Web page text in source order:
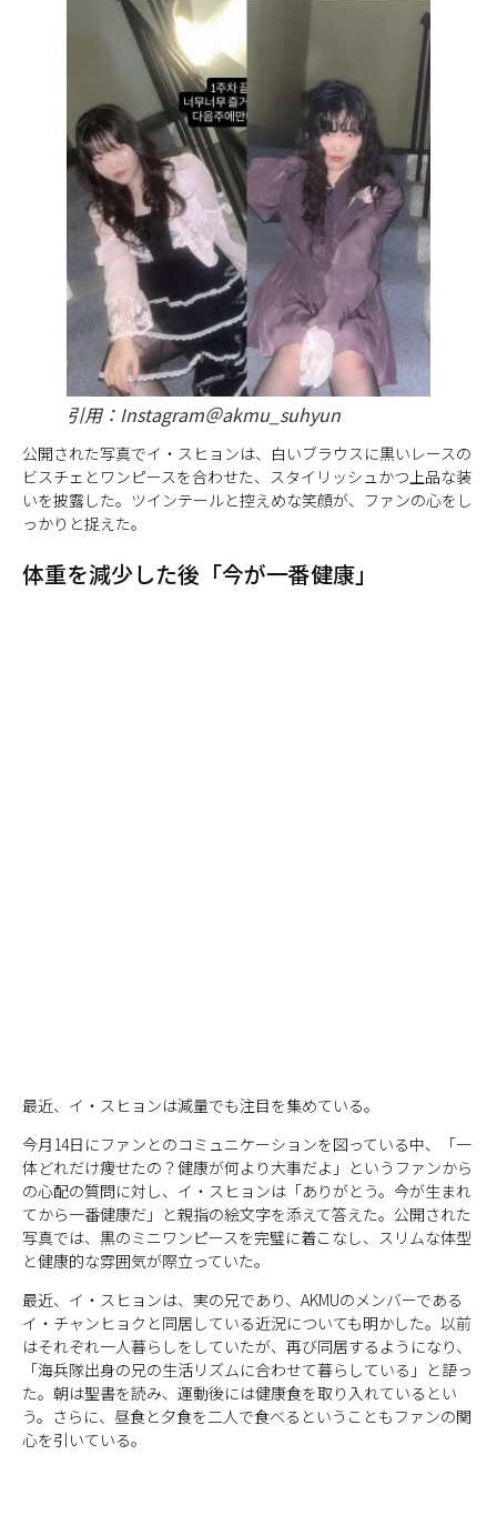
引用：Instagram＠akmu_suhyun
公開された写真でイ・スヒョンは、白いブラウスに黒いレースの
ビスチェとワンピースを合わせた、スタイリッシュかつ上品な装
いを披露した。ツインテールと控えめな笑顔が、ファンの心をし
っかりと捉えた。
体重を減少した後「今が一番健康」
最近、イ・スヒョンは減量でも注目を集めている。
今月14日にファンとのコミュニケーションを図っている中、「一
体どれだけ痩せたの？健康が何より大事だよ」というファンから
の心配の質問に対し、イ・スヒョンは「ありがとう。今が生まれ
てから一番健康だ」と親指の絵文字を添えて答えた。公開された
写真では、黒のミニワンピースを完璧に着こなし、スリムな体型
と健康的な雰囲気が際立っていた。
最近、イ・スヒョンは、実の兄であり、AKMUのメンバーである
イ・チャンヒョクと同居している近況についても明かした。以前
はそれぞれ一人暮らしをしていたが、再び同居するようになり、
「海兵隊出身の兄の生活リズムに合わせて暮らしている」と語っ
た。朝は聖書を読み、運動後には健康食を取り入れているとい
う。さらに、昼食と夕食を二人で食べるということもファンの関
心を引いている。